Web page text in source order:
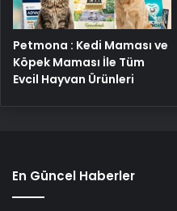
Petmona : Kedi Maması ve
Köpek Maması İle Tüm
Evcil Hayvan Ürünleri
En Güncel Haberler